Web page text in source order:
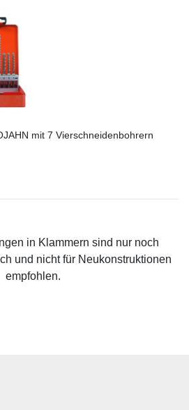
mit 7 Vierschneidenbohrern
in Klammern sind nur noch
und nicht für Neukonstruktionen
empfohlen.